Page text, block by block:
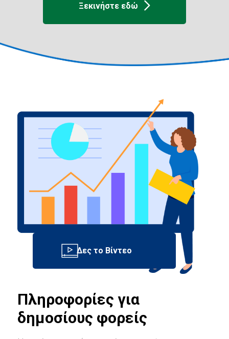
Ξεκινήστε εδώ
Πληροφορίες για
δημοσίους φορείς